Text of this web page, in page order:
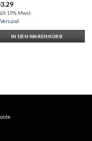
19% Mwst
Versand
IN DEN WARENKORB